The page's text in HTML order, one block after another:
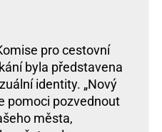
pro cestovní
byla představena
identity. „Nový
pomoci pozvednout
města,